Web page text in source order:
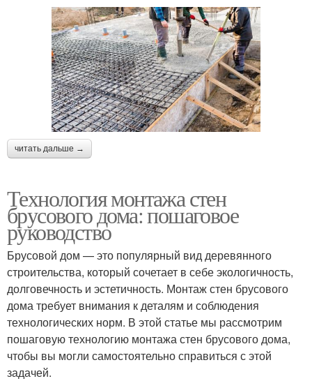
читать дальше →
Технология монтажа стен
брусового дома: пошаговое
руководство
Брусовой дом — это популярный вид деревянного
строительства, который сочетает в себе экологичность,
долговечность и эстетичность. Монтаж стен брусового
дома требует внимания к деталям и соблюдения
технологических норм. В этой статье мы рассмотрим
пошаговую технологию монтажа стен брусового дома,
чтобы вы могли самостоятельно справиться с этой
задачей.